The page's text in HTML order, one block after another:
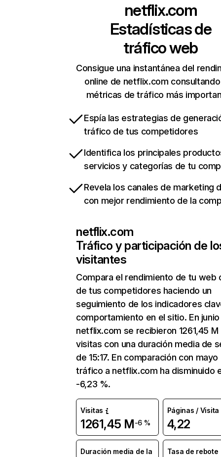
netflix.com
Estadísticas de
tráfico web
Consigue una instantánea del
online de netflix.com
métricas de tráfico más
Espía las estrategias de
tráfico de tus competidores
Identifica los principales
servicios y categorías de tu
Revela los canales de marketing
con mejor rendimiento de la
netflix.com
Tráfico y participación de
visitantes
Compara el rendimiento de tu web
de tus competidores haciendo un
seguimiento de los indicadores
comportamiento en el sitio. En junio
netflix.com se recibieron 1261,45 M
visitas con una duración media de
de 15:17. En comparación con mayo
tráfico a netflix.com ha disminuido
-6,23 %.
Visitas
1261,45 M-6 %
Páginas / Visita
4,22
Duración media de la
Tasa de rebote